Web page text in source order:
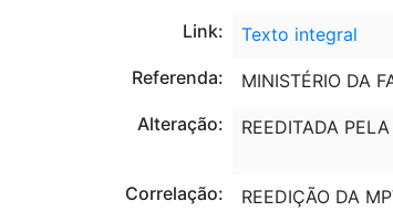
Link:
Texto integral
Referenda:
MINISTÉRIO DA
Alteração:
REEDITADA
Correlação: REEDIÇÃO DA